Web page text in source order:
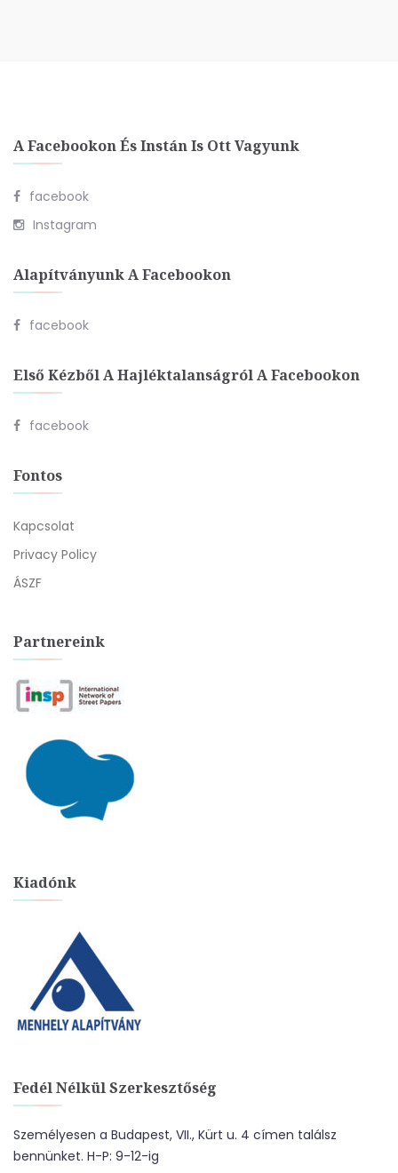
A Facebookon És Instán Is Ott Vagyunk
facebook
Instagram
Alapítványunk A Facebookon
facebook
Első Kézből A Hajléktalanságról A Facebookon
facebook
Fontos
Kapcsolat
Privacy Policy
ÁSZF
Partnereink
Kiadónk
Fedél Nélkül Szerkesztőség
Személyesen a Budapest, VII., Kürt u. 4 címen találsz
bennünket. H-P: 9-12-ig